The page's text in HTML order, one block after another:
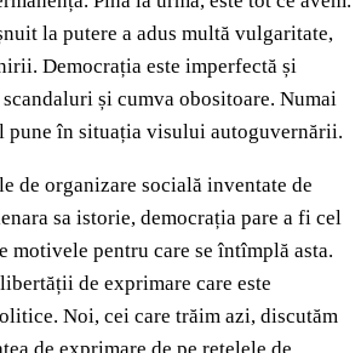
la putere a adus multă vulgaritate,
Democrația este imperfectă și
și cumva obositoare. Numai
pune în situația visului autoguvernării.
de organizare socială inventate de
sa istorie, democrația pare a fi cel
motivele pentru care se întîmplă asta.
de exprimare care este
Noi, cei care trăim azi, discutăm